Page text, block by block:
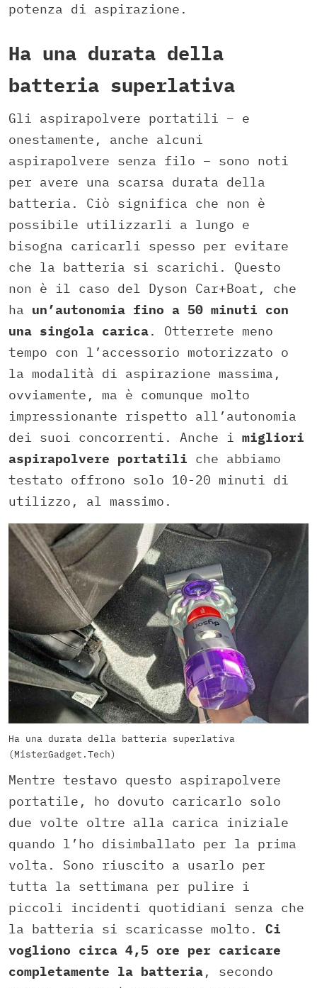
potenza di aspirazione.
Ha una durata della
batteria superlativa
Gli aspirapolvere portatili – e
onestamente, anche alcuni
aspirapolvere senza filo – sono noti
per avere una scarsa durata della
batteria. Ciò significa che non è
possibile utilizzarli a lungo e
bisogna caricarli spesso per evitare
che la batteria si scarichi. Questo
non è il caso del Dyson Car+Boat, che
ha un’autonomia fino a 50 minuti con
una singola carica. Otterrete meno
tempo con l’accessorio motorizzato o
la modalità di aspirazione massima,
ovviamente, ma è comunque molto
impressionante rispetto all’autonomia
dei suoi concorrenti. Anche i migliori
aspirapolvere portatili che abbiamo
testato offrono solo 10-20 minuti di
utilizzo, al massimo.
Ha una durata della batteria superlativa
(MisterGadget.Tech)
Mentre testavo questo aspirapolvere
portatile, ho dovuto caricarlo solo
due volte oltre alla carica iniziale
quando l’ho disimballato per la prima
volta. Sono riuscito a usarlo per
tutta la settimana per pulire i
piccoli incidenti quotidiani senza che
la batteria si scaricasse molto. Ci
vogliono circa 4,5 ore per caricare
completamente la batteria, secondo